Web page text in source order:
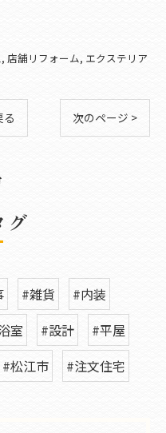
店舗リフォーム エクステリア
る 次のページ >
グ
#雑貨
#内装
室 #設計
#平屋
#松江市 #注文住宅